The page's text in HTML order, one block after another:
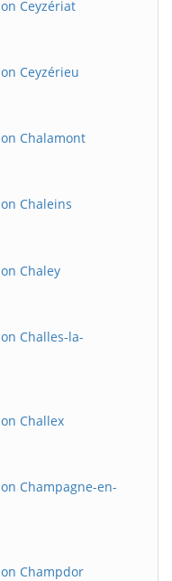
Ceyzériat
Ceyzérieu
Chalamont
Chaleins
Chaley
Challes-la-
Challex
Champagne-en-
Champdor